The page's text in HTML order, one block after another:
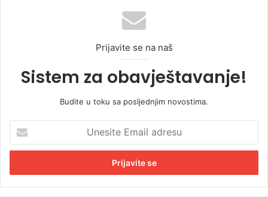
Prijavite se na naš
Sistem za obavještavanje!
Budite u toku sa posljednjim novostima.
e
i
t